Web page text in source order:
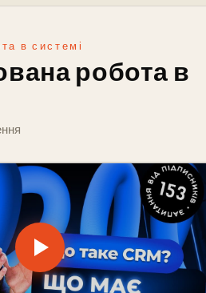
в системі
робота в